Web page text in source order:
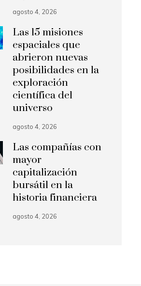
agosto 4, 2026
Las 15 misiones
espaciales que
abrieron nuevas
posibilidades en la
exploración
científica del
universo
agosto 4, 2026
Las compañías con
mayor
capitalización
bursátil en la
historia financiera
agosto 4, 2026